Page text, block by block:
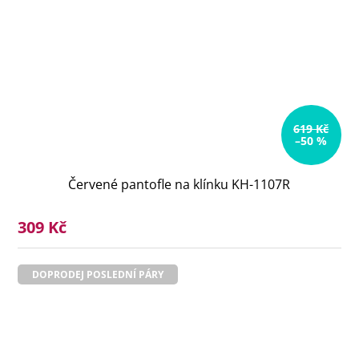
619 Kč
–50 %
Červené pantofle na klínku KH-1107R
309 Kč
DOPRODEJ POSLEDNÍ PÁRY